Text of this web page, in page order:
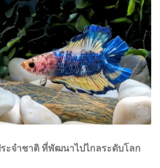
ะจำชาติ ที่พัฒนาไปไกลระดับโลก